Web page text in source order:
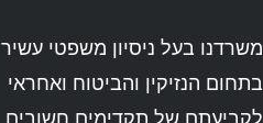
משרדנו בעל ניסיון משפטי עשיר
בתחום הנזיקין והביטוח ואחראי
לקביעתם של תקדימים חשובים